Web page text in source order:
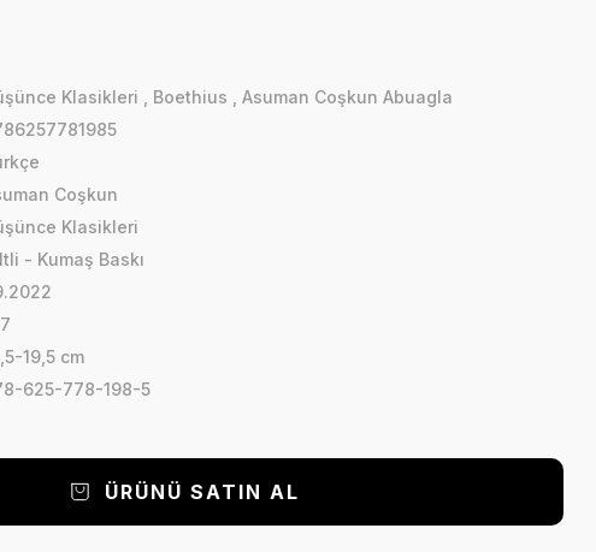
Klasikleri Boethius
Asuman Coşkun Abuagla
Coşkun
Klasikleri
- Kumaş Baskı
19,5 cm
625-778-198-5
ÜRÜNÜ SATIN AL